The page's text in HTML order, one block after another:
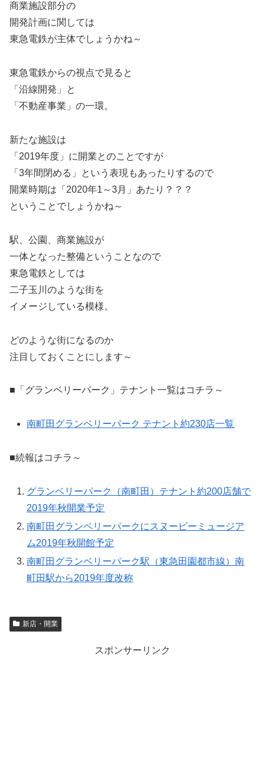
商業施設部分の
開発計画に関しては
東急電鉄が主体でしょうかね～
東急電鉄からの視点で見ると
「沿線開発」と
「不動産事業」の一環。
新たな施設は
「2019年度」に開業とのことですが
「3年間閉める」という表現もあったりするので
開業時期は「2020年1～3月」あたり？？？
ということでしょうかね～
駅、公園、商業施設が
一体となった整備ということなので
東急電鉄としては
二子玉川のような街を
イメージしている模様。
どのような街になるのか
注目しておくことにします～
■「グランベリーパーク」テナント一覧はコチラ～
南町田グランベリーパーク テナント約230店一覧
■続報はコチラ～
グランベリーパーク（南町田）テナント約200店舗で
2019年秋開業予定
南町田グランベリーパークにスヌーピーミュージア
ム2019年秋開館予定
南町田グランベリーパーク駅（東急田園都市線）南
町田駅から2019年度改称
新店・開業
スポンサーリンク